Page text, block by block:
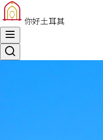
你好土耳其